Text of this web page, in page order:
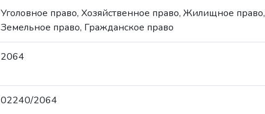
Уголовное право, Хозяйственное право, Жилищное право,
Земельное право, Гражданское право
2064
02240/2064